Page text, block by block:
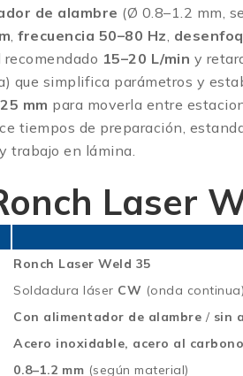
de alambre (Ø 0.8–1.2 mm,
, frecuencia 50–80 Hz,
recomendado 15–20 L/min y
que simplifica parámetros y
mm para moverla entre
tiempos de preparación,
trabajo en lámina.
Laser
Ronch Laser Weld 35
Soldadura láser CW (onda continua)
Con alimentador de alambre / sin
Acero inoxidable, acero al
0.8–1.2 mm (según material)